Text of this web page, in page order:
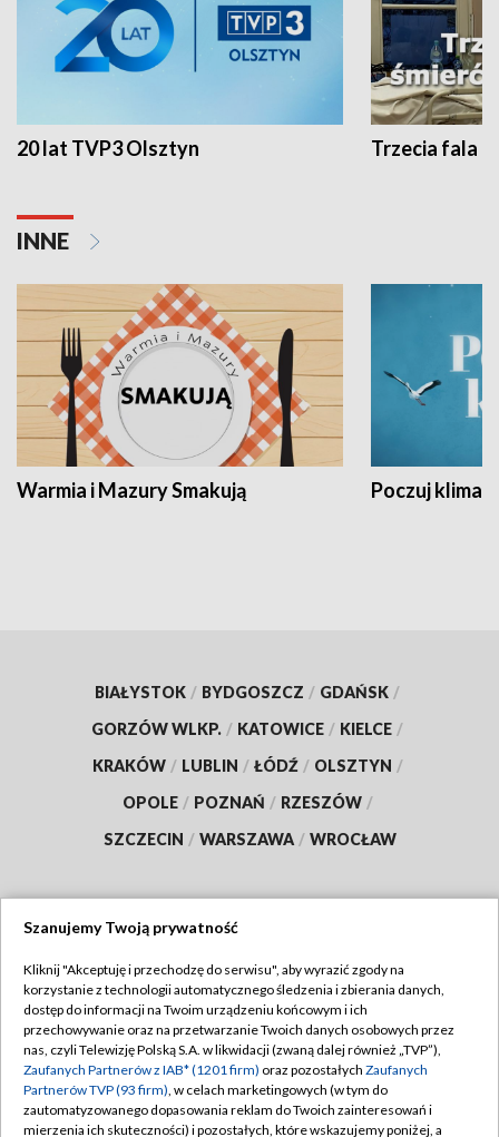
20 lat TVP3 Olsztyn Trzecia fala -
INNE
Warmia i Mazury Smakują Poczuj klimat
BIAŁYSTOK / BYDGOSZCZ / GDAŃSK /
GORZÓW WLKP. / KATOWICE / KIELCE /
KRAKÓW / LUBLIN / ŁÓDŹ / OLSZTYN /
OPOLE / POZNAŃ / RZESZÓW /
SZCZECIN / WARSZAWA / WROCŁAW
TVP
Abonament TVP
Emisja w TVP
Centrum informacji TVP
Regulamin TVP
Polityka prywatności
Moje zgody
Szanujemy Twoją prywatność
Kliknij "Akceptuję i przechodzę do serwisu", aby wyrazić zgody na
korzystanie z technologii automatycznego śledzenia i zbierania danych,
dostęp do informacji na Twoim urządzeniu końcowym i ich
przechowywanie oraz na przetwarzanie Twoich danych osobowych przez
nas, czyli Telewizję Polską S.A. w likwidacji (zwaną dalej również „TVP”),
Zaufanych Partnerów z IAB* (1201 firm) oraz pozostałych Zaufanych
Partnerów TVP (93 firm), w celach marketingowych (w tym do
zautomatyzowanego dopasowania reklam do Twoich zainteresowań i
mierzenia ich skuteczności) i pozostałych, które wskazujemy poniżej, a